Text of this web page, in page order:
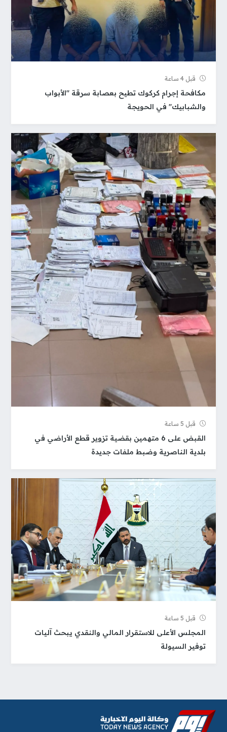
قبل 4 ساعة
مكافحة إجرام كركوك تطيح بعصابة سرقة "الأبواب
والشبابيك" في الحويجة
قبل 5 ساعة
القبض على 6 متهمين بقضية تزوير قطع الأراضي في
بلدية الناصرية وضبط ملفات جديدة
قبل 5 ساعة
المجلس الأعلى للاستقرار المالي والنقدي يبحث آليات
توفير السيولة